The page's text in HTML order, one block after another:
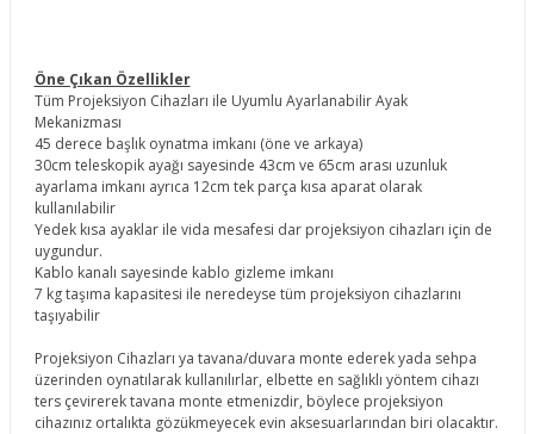
Öne Çıkan Özellikler
Tüm Projeksiyon Cihazları ile Uyumlu Ayarlanabilir Ayak
Mekanizması
45 derece başlık oynatma imkanı (öne ve arkaya)
30cm teleskopik ayağı sayesinde 43cm ve 65cm arası uzunluk
ayarlama imkanı ayrıca 12cm tek parça kısa aparat olarak
kullanılabilir
Yedek kısa ayaklar ile vida mesafesi dar projeksiyon cihazları için de
uygundur.
Kablo kanalı sayesinde kablo gizleme imkanı
7 kg taşıma kapasitesi ile neredeyse tüm projeksiyon cihazlarını
taşıyabilir
Projeksiyon Cihazları ya tavana/duvara monte ederek yada sehpa
üzerinden oynatılarak kullanılırlar, elbette en sağlıklı yöntem cihazı
ters çevirerek tavana monte etmenizdir, böylece projeksiyon
cihazınız ortalıkta gözükmeyecek evin aksesuarlarından biri olacaktır.